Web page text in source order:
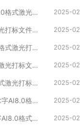
前途似海未来可期易拉罐企业年会AI8.0格式激光打标文件通用矢量图 2025-
携手共赢易拉罐企业年会AI8.0格式激光打标文件通用矢量图 2025-
皓月当空桃李满园中秋节艺术字AI8.0格式激光打标文件通用矢量图 2025-
元宵节节日祝福书法艺术字AI8.0格式激光打标文件通用矢量图 2025-
月满中秋节日祝福书法艺术字AI8.0格式激光打标文件通用矢量图 2025-
人间四季今日茶饭事现代文艺手写艺术字AI8.0格式激光打标文件通用矢量图 2025-
海上生明月中秋节节日祝福书法艺术字AI8.0格式激光打标文件通用矢量图 2025-